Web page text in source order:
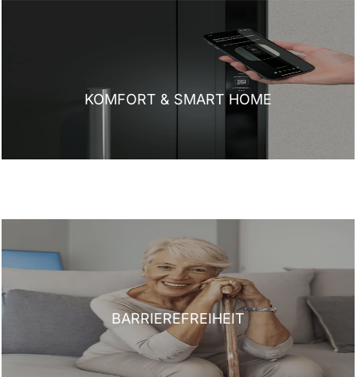
KOMFORT & SMART HOME
BARRIEREFREIHEIT